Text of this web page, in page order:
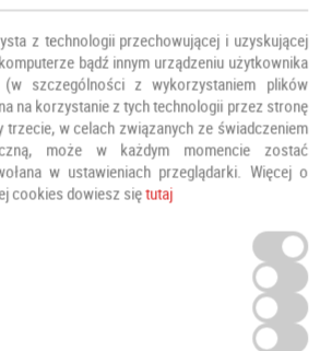
VOLUME ALU 1
do mieszkania PERFECT DOOR
841,50 PLN
z technologii przechowującej i uzyskującej
bądź innym urządzeniu użytkownika
szczególności z wykorzystaniem plików
na korzystanie z tych technologii przez stronę
trzecie, w celach związanych ze świadczeniem
może w każdym momencie zostać
w ustawieniach przeglądarki. Więcej o
cookies dowiesz siętutaj